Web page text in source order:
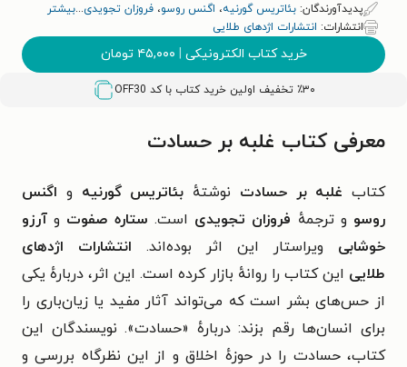
پدیدآورندگان: بئاتریس گورنیه، اگنس روسو، فروزان تجویدی...بیشتر
انتشارات: انتشارات اژدهای طلایی
خرید کتاب الکترونیکی | ۴۵,۰۰۰ تومان
٪۳۰ تخفیف اولین خرید کتاب با کد OFF30
معرفی کتاب غلبه بر حسادت
کتاب غلبه بر حسادت نوشتهٔ بئاتریس گورنیه و اگنس
روسو و ترجمهٔ فروزان تجویدی است. ستاره صفوت و آرزو
خوشابی ویراستار این اثر بوده‌اند. انتشارات اژدهای
طلایی این کتاب را روانهٔ بازار کرده است. این اثر، دربارهٔ یکی
از حس‌های بشر است که می‌تواند آثار مفید یا زیان‌باری را
برای انسان‌ها رقم بزند: دربارهٔ «حسادت». نویسندگان این
کتاب، حسادت را در حوزهٔ اخلاق و از این نظرگاه بررسی و